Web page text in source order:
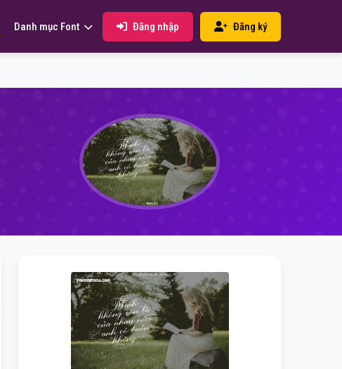
Danh mục Font Đăng nhập Đăng ký